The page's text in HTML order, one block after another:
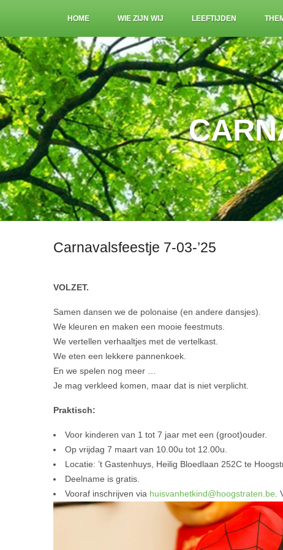
HOME WIE ZIJN WIJ LEEFTIJDEN
Carnavalsfeestje 7-03-’25
VOLZET.
Samen dansen we de polonaise (en andere dansjes).
We kleuren en maken een mooie feestmuts.
We vertellen verhaaltjes met de vertelkast.
We eten een lekkere pannenkoek.
En we spelen nog meer …
Je mag verkleed komen, maar dat is niet verplicht.
Praktisch:
Voor kinderen van 1 tot 7 jaar met een (groot)ouder.
Op vrijdag 7 maart van 10.00u tot 12.00u.
Locatie: ’t Gastenhuys, Heilig Bloedlaan 252C te
Deelname is gratis.
Vooraf inschrijven via huisvanhetkind@hoogstraten.be.